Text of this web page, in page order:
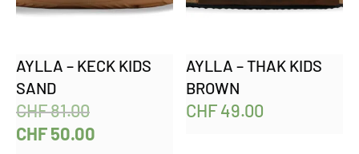
AYLLA – KECK KIDS
SAND
CHF81.00
CHF50.00
AYLLA – THAK KIDS
BROWN
CHF49.00